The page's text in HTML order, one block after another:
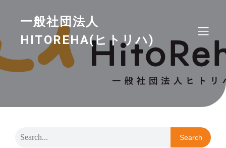
一般社団法人
HITOREHA(ヒトリハ)
Search